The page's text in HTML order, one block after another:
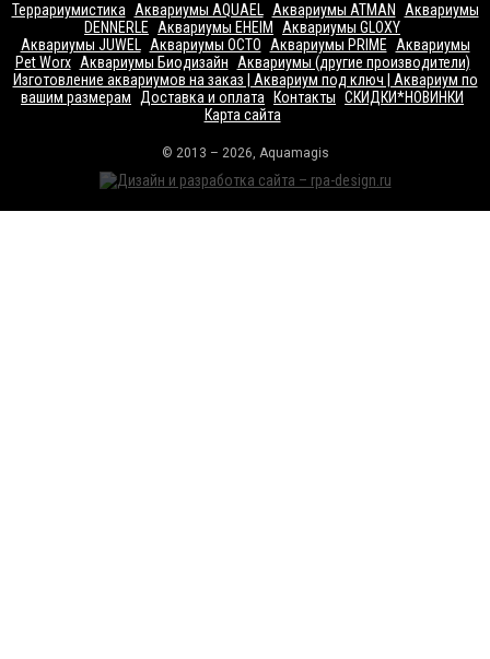
Террариумистика Аквариумы AQUAEL Аквариумы ATMAN
Аквариумы
DENNERLE
Аквариумы EHEIM
Аквариумы GLOXY
Аквариумы JUWEL
Аквариумы OCTO Аквариумы PRIME
Аквариумы
Pet Worx Аквариумы Биодизайн
Аквариумы (другие производители)
Изготовление аквариумов на заказ | Аквариум под ключ | Аквариум по
вашим размерам
Доставка и оплата Контакты СКИДКИ*НОВИНКИ
Карта сайта
© 2013 – 2026, Aquamagis